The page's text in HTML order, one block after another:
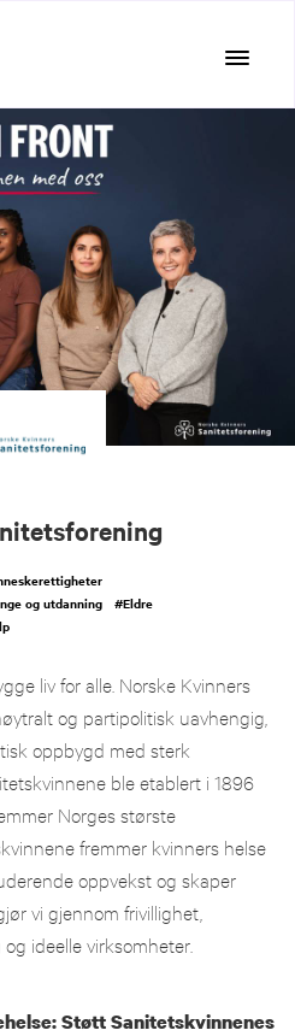
og utdanning #Eldre
liv for alle. Norske Kvinners
og partipolitisk uavhengig,
oppbygd med sterk
ble etablert i 1896
Norges største
fremmer kvinners helse
oppvekst og skaper
vi gjennom frivillighet,
ideelle virksomheter.
Støtt Sanitetskvinnenes